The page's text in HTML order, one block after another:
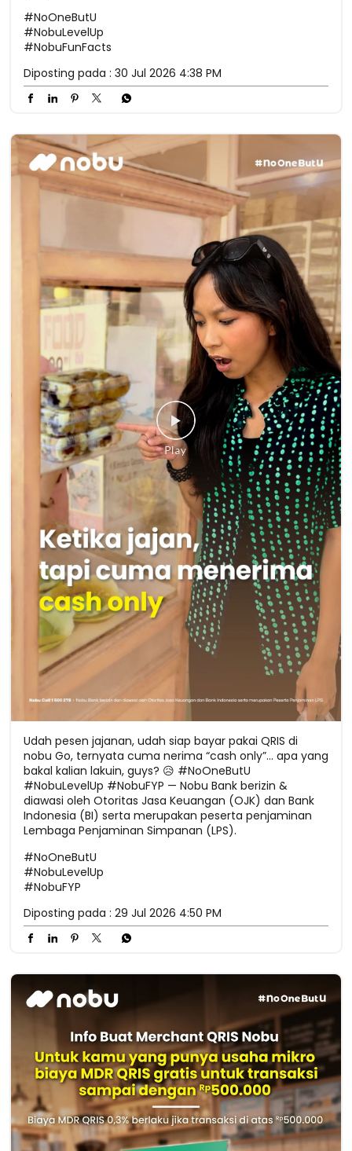
#NoOneButU
#NobuLevelUp
#NobuFunFacts
Diposting pada : 30 Jul 2026 4:38 PM
Udah pesen jajanan, udah siap bayar pakai QRIS di
nobu Go, ternyata cuma nerima “cash only”... apa yang
bakal kalian lakuin, guys? 😥 #NoOneButU
#NobuLevelUp #NobuFYP — Nobu Bank berizin &
diawasi oleh Otoritas Jasa Keuangan (OJK) dan Bank
Indonesia (BI) serta merupakan peserta penjaminan
Lembaga Penjaminan Simpanan (LPS).
#NoOneButU
#NobuLevelUp
#NobuFYP
Diposting pada : 29 Jul 2026 4:50 PM